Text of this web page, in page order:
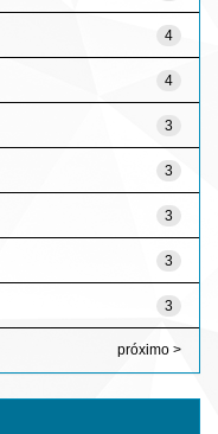
4
4
3
3
3
3
3
próximo >